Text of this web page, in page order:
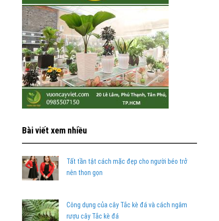
Bài viết xem nhiều
Tất tần tật cách mặc đẹp cho người béo trở
nên thon gọn
Công dụng của cây Tắc kè đá và cách ngâm
rượu cây Tắc kè đá